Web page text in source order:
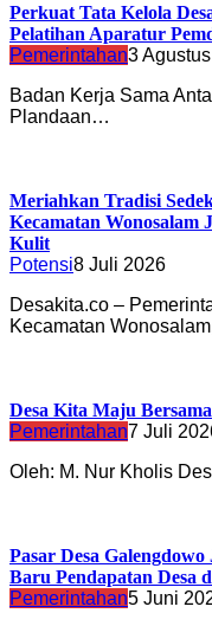
Perkuat Tata Kelola
Pelatihan Aparatur
Pemerintahan3
Badan Kerja Sama
Plandaan…
Meriahkan Tradisi
Kecamatan Wonosalam
Kulit
Potensi8 Juli 2026
Desakita.co –
Kecamatan
Desa Kita Maju Bersama
Pemerintahan7 Juli
Oleh: M. Nur Kholis
Pasar Desa
Baru Pendapatan Desa
Pemerintahan5 Juni